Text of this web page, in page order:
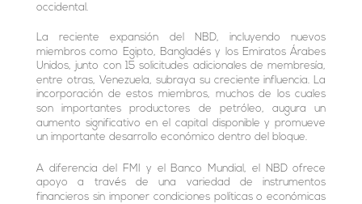
occidental.
La reciente expansión del NBD, incluyendo nuevos
miembros como Egipto, Bangladés y los Emiratos Árabes
Unidos, junto con 15 solicitudes adicionales de membresía,
entre otras, Venezuela, subraya su creciente influencia. La
incorporación de estos miembros, muchos de los cuales
son importantes productores de petróleo, augura un
aumento significativo en el capital disponible y promueve
un importante desarrollo económico dentro del bloque.
A diferencia del FMI y el Banco Mundial, el NBD ofrece
apoyo a través de una variedad de instrumentos
financieros sin imponer condiciones políticas o económicas